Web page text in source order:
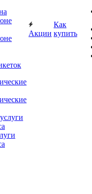
Акции
Как
купить